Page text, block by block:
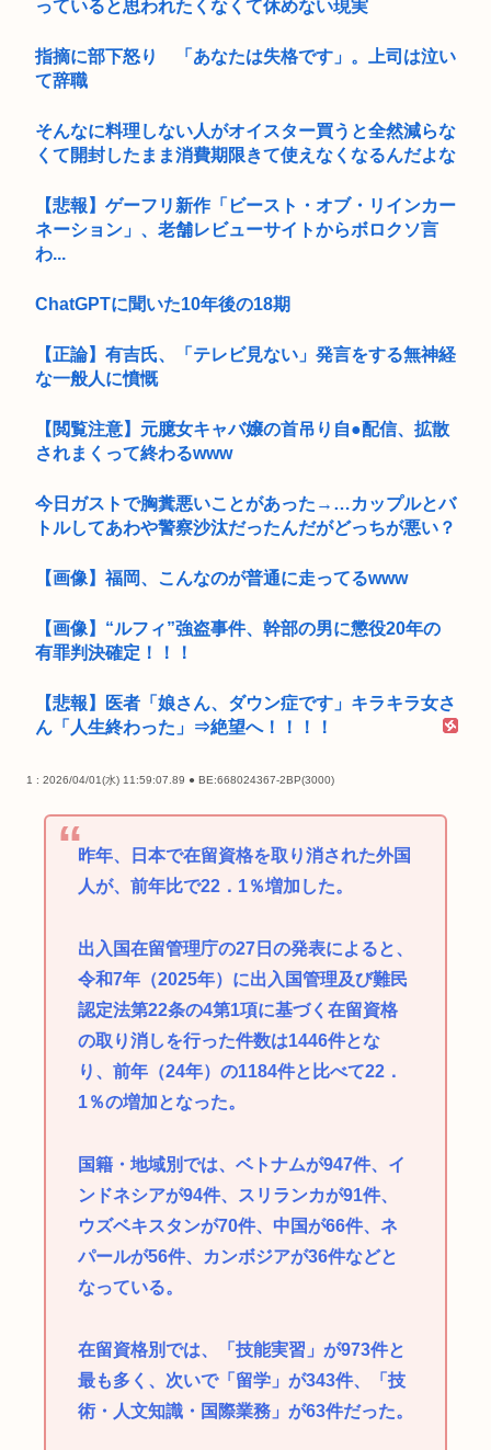
っていると思われたくなくて休めない現実
指摘に部下怒り 「あなたは失格です」。上司は泣い
て辞職
そんなに料理しない人がオイスター買うと全然減らな
くて開封したまま消費期限きて使えなくなるんだよな
【悲報】ゲーフリ新作「ビースト・オブ・リインカー
ネーション」、老舗レビューサイトからボロクソ言
わ...
ChatGPTに聞いた10年後の18期
【正論】有吉氏、「テレビ見ない」発言をする無神経
な一般人に憤慨
【閲覧注意】元臆女キャバ嬢の首吊り自●配信、拡散
されまくって終わるwww
今日ガストで胸糞悪いことがあった→…カップルとバ
トルしてあわや警察沙汰だったんだがどっちが悪い？
【画像】福岡、こんなのが普通に走ってるwww
【画像】“ルフィ”強盗事件、幹部の男に懲役20年の
有罪判決確定！！！
【悲報】医者「娘さん、ダウン症です」キラキラ女さ
ん「人生終わった」⇒絶望へ！！！！
1 : 2026/04/01(水) 11:59:07.89 ● BE:668024367-2BP(3000)
昨年、日本で在留資格を取り消された外国
人が、前年比で22．1％増加した。
出入国在留管理庁の27日の発表によると、
令和7年（2025年）に出入国管理及び難民
認定法第22条の4第1項に基づく在留資格
の取り消しを行った件数は1446件とな
り、前年（24年）の1184件と比べて22．
1％の増加となった。
国籍・地域別では、ベトナムが947件、イ
ンドネシアが94件、スリランカが91件、
ウズベキスタンが70件、中国が66件、ネ
パールが56件、カンボジアが36件などと
なっている。
在留資格別では、「技能実習」が973件と
最も多く、次いで「留学」が343件、「技
術・人文知識・国際業務」が63件だった。